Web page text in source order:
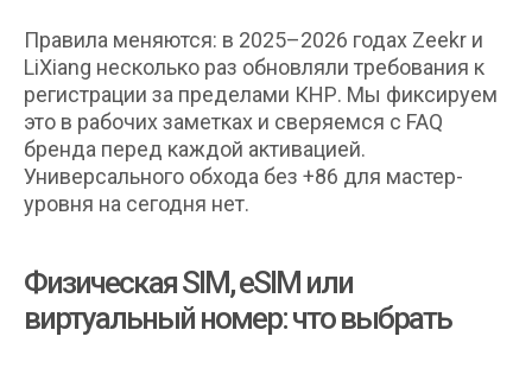
Правила меняются: в 2025–2026 годах Zeekr и
LiXiang несколько раз обновляли требования к
регистрации за пределами КНР. Мы фиксируем
это в рабочих заметках и сверяемся с FAQ
бренда перед каждой активацией.
Универсального обхода без +86 для мастер-
уровня на сегодня нет.
Физическая SIM, eSIM или
виртуальный номер: что выбрать